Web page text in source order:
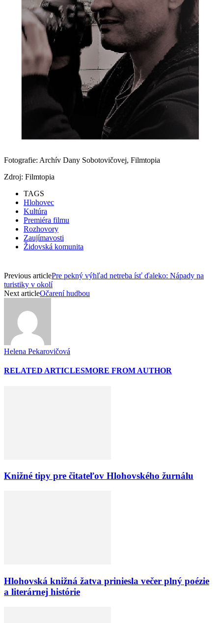
Fotografie: Archív Dany Sobotovičovej, Filmtopia
Zdroj: Filmtopia
TAGS
Hlohovec
Kultúra
Premiéra filmu
Rozhovory
Zaujímavosti
Židovská komunita
Previous articlePre pekný výhľad netreba ísť ďaleko: Nápady na
turistiky v okolí
Next articleOčarení hudbou
Helena Pekarovičová
RELATED ARTICLESMORE FROM AUTHOR
Knižné tipy pre čitateľov Hlohovského žurnálu
Hlohovská knižná žatva priniesla večer plný poézie
a literárnej histórie